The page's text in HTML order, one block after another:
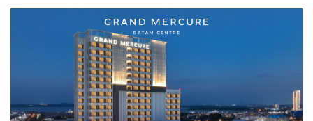
Diselundupkan ke Malaysia